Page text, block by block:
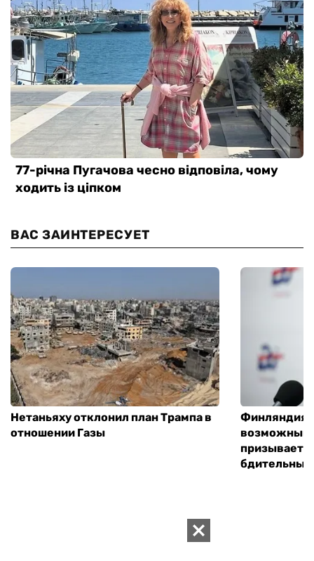
ВАС ЗАИНТЕРЕСУЕТ
Нетаньяху отклонил план Трампа в
отношении Газы
Финляндия
возможным
призывает